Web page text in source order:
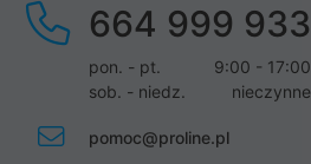
664 999 933
pon. - pt.
9:00 - 17:00
sob. - niedz.
nieczynne
pomoc@proline.pl